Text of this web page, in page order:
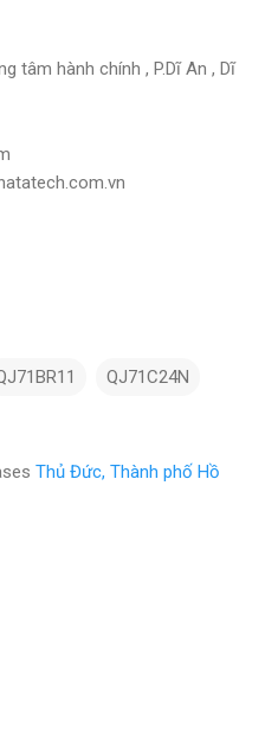
tâm hành chính , P.Dĩ An , Dĩ
QJ71C24N
Thủ Đức, Thành phố Hồ